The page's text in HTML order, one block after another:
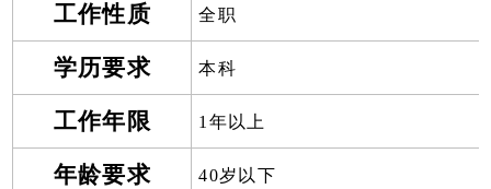
工作性质 全职
学历要求 本科
工作年限 1年以上
年龄要求 40岁以下